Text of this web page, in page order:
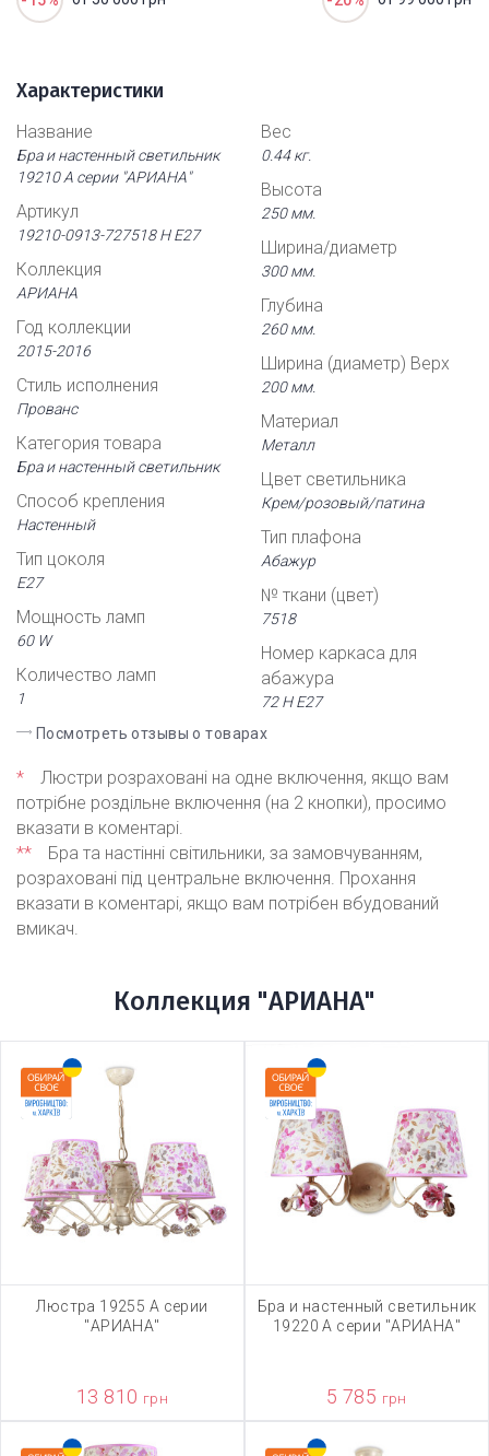
Характеристики
Название
Бра и настенный светильник
19210 А серии "АРИАНА"
Артикул
19210-0913-727518 Н Е27
Коллекция
АРИАНА
Год коллекции
2015-2016
Стиль исполнения
Прованс
Категория товара
Бра и настенный светильник
Способ крепления
Настенный
Тип цоколя
Е27
Мощность ламп
60 W
Количество ламп
1
Вес
0.44 кг.
Высота
250 мм.
Ширина/диаметр
300 мм.
Глубина
260 мм.
Ширина (диаметр) Верх
200 мм.
Материал
Металл
Цвет светильника
Крем/розовый/патина
Тип плафона
Абажур
№ ткани (цвет)
7518
Номер каркаса для
абажура
72 Н Е27
Посмотреть отзывы о товарах
*
Люстри розраховані на одне включення, якщо вам
потрібне роздільне включення (на 2 кнопки), просимо
вказати в коментарі.
**
Бра та настінні світильники, за замовчуванням,
розраховані під центральне включення. Прохання
вказати в коментарі, якщо вам потрібен вбудований
вмикач.
Коллекция "АРИАНА"
Люстра 19255 А серии
"АРИАНА"
13 810 грн
Бра и настенный светильник
19220 А серии "АРИАНА"
5 785 грн